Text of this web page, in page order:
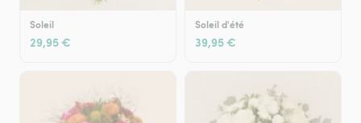
Soleil
29,95 €
Soleil d'été
39,95 €